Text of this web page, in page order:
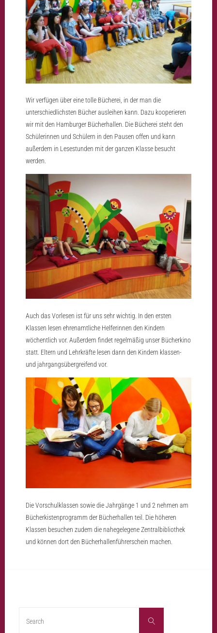
Wir verfügen über eine tolle Bücherei, in der man die
unterschiedlichsten Bücher ausleihen kann. Dazu kooperieren
wir mit den Hamburger Bücherhallen. Die Bücherei steht den
Schülerinnen und Schülern in den Pausen offen und kann
außerdem in Lesestunden mit der ganzen Klasse besucht
werden.
Auch das Vorlesen ist für uns sehr wichtig. In den ersten
Klassen lesen ehrenamtliche Helferinnen den Kindern
wöchentlich vor. Außerdem findet regelmäßig unser Bücherkino
statt. Eltern und Lehrkräfte lesen dann den Kindern klassen-
und jahrgangsübergreifend vor.
Die Vorschulklassen sowie die Jahrgänge 1 und 2 nehmen am
Bücherkistenprogramm der Bücherhallen teil. Die höheren
Klassen besuchen zudem die nahegelegene Zentralbibliothek
und können dort den Bücherhallenführerschein machen.
Search